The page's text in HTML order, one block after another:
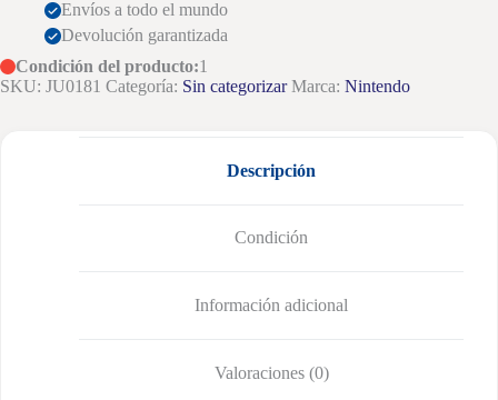
Envíos a todo el mundo
Devolución garantizada
Condición del producto:1
SKU: JU0181 Categoría: Sin categorizar Marca: Nintendo
Descripción
Condición
Información adicional
Valoraciones (0)